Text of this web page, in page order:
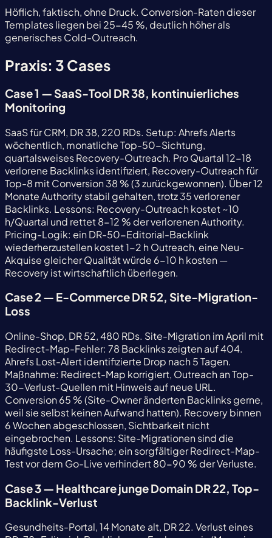
Höflich, faktisch, ohne Druck. Conversion-Raten dieser
Templates liegen bei 25-45 %, deutlich höher als
generisches Cold-Outreach.
Praxis: 3 Cases
Case 1 — SaaS-Tool DR 38, kontinuierliches
Monitoring
SaaS für CRM, DR 38, 220 RDs. Setup: Ahrefs Alerts
wöchentlich, monatliche Top-50-Sichtung,
quartalsweises Recovery-Outreach. Pro Quartal 12-18
verlorene Backlinks identifiziert, Recovery-Outreach für
Top-8 mit Conversion 38 % (3 zurückgewonnen). Über 12
Monate Authority stabil gehalten, trotz 35 verlorener
Backlinks. Lessons: Recovery-Outreach kostet ~10
h/Quartal und rettet 8-12 % der verlorenen Authority.
Pricing-Logik: ein DR-50-Editorial-Backlink
wiederherzustellen kostet 1-2 h Outreach, eine Neu-
Akquise gleicher Qualität würde 6-10 h kosten —
Recovery ist wirtschaftlich überlegen.
Case 2 — E-Commerce DR 52, Site-Migration-
Loss
Online-Shop, DR 52, 480 RDs. Site-Migration im April mit
Redirect-Map-Fehler: 78 Backlinks zeigten auf 404.
Ahrefs Lost-Alert identifizierte Drop nach 5 Tagen.
Maßnahme: Redirect-Map korrigiert, Outreach an Top-
30-Verlust-Quellen mit Hinweis auf neue URL.
Conversion 65 % (Site-Owner änderten Backlinks gerne,
weil sie selbst keinen Aufwand hatten). Recovery binnen
6 Wochen abgeschlossen, Sichtbarkeit nicht
eingebrochen. Lessons: Site-Migrationen sind die
häufigste Loss-Ursache; ein sorgfältiger Redirect-Map-
Test vor dem Go-Live verhindert 80-90 % der Verluste.
Case 3 — Healthcare junge Domain DR 22, Top-
Backlink-Verlust
Gesundheits-Portal, 14 Monate alt, DR 22. Verlust eines